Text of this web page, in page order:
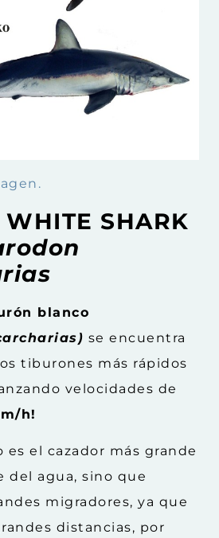
WHITE SHARK
blanco
se encuentra
tiburones más rápidos
velocidades de
h!
es el cazador más grande
del agua, sino que
migradores, ya que
distancias, por